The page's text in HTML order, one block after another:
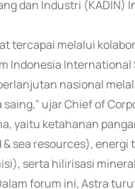
dan Industri
tercapai melalui
Indonesia
nasional
ujar Chief of
yaitu ketahanan
sea resources),
serta hilirisasi
forum ini, Astra